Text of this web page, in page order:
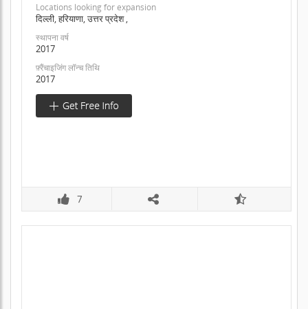
Locations looking for expansion
दिल्ली, हरियाणा, उत्तर प्रदेश ,
स्थापना वर्ष
2017
फ़्रैंचाइजिंग लॉन्च तिथि
2017
7